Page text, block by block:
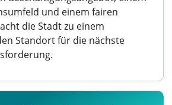
und einem fairen
die Stadt zu einem
Standort für die nächste